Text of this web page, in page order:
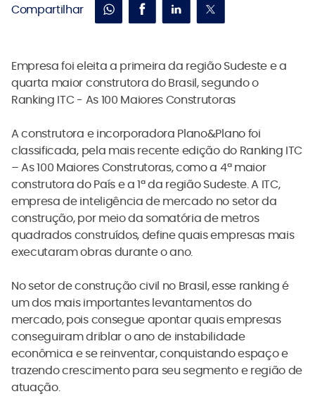
Compartilhar
Empresa foi eleita a primeira da região Sudeste e a
quarta maior construtora do Brasil, segundo o
Ranking ITC - As 100 Maiores Construtoras
A construtora e incorporadora Plano&Plano foi
classificada, pela mais recente edição do Ranking ITC
– As 100 Maiores Construtoras, como a 4ª maior
construtora do País e a 1ª da região Sudeste. A ITC,
empresa de inteligência de mercado no setor da
construção, por meio da somatória de metros
quadrados construídos, define quais empresas mais
executaram obras durante o ano.
No setor de construção civil no Brasil, esse ranking é
um dos mais importantes levantamentos do
mercado, pois consegue apontar quais empresas
conseguiram driblar o ano de instabilidade
econômica e se reinventar, conquistando espaço e
trazendo crescimento para seu segmento e região de
atuação.